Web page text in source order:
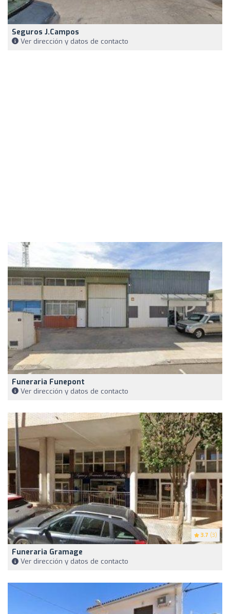
Seguros J.Campos
Ver dirección y datos de contacto
Funeraria Funepont
Ver dirección y datos de contacto
3.7 (3)
Funeraria Gramage
Ver dirección y datos de contacto